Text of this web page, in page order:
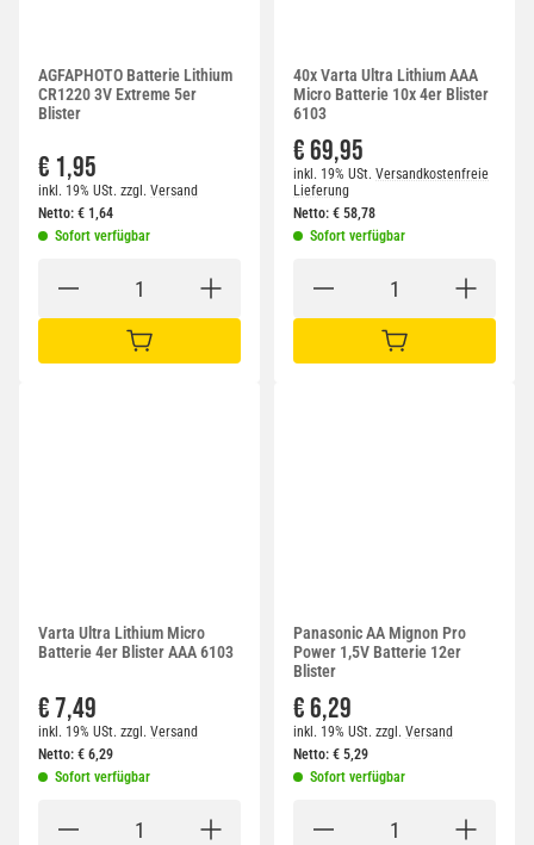
AGFAPHOTO Batterie Lithium
CR1220 3V Extreme 5er
Blister
€ 1,95
inkl. 19% USt. zzgl. Versand
Netto: € 1,64
Sofort verfügbar
IN DEN WARENKORB
40x Varta Ultra Lithium AAA
Micro Batterie 10x 4er Blister
6103
€ 69,95
inkl. 19% USt. Versandkostenfreie
Lieferung
Netto: € 58,78
Sofort verfügbar
IN DEN WARENKORB
Varta Ultra Lithium Micro
Batterie 4er Blister AAA 6103
€ 7,49
inkl. 19% USt. zzgl. Versand
Netto: € 6,29
Sofort verfügbar
Panasonic AA Mignon Pro
Power 1,5V Batterie 12er
Blister
€ 6,29
inkl. 19% USt. zzgl. Versand
Netto: € 5,29
Sofort verfügbar